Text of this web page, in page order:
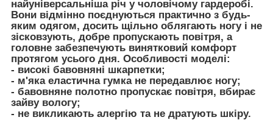
найуніверсальніша річ у чоловічому гардеробі.
Вони відмінно поєднуються практично з будь-
яким одягом, досить щільно облягають ногу і не
зісковзують, добре пропускають повітря, а
головне забезпечують винятковий комфорт
протягом усього дня. Особливості моделі:
- високі бавовняні шкарпетки;
- м'яка еластична гумка не передавлює ногу;
- бавовняне полотно пропускає повітря, вбирає
зайву вологу;
- не викликають алергію та не дратують шкіру.